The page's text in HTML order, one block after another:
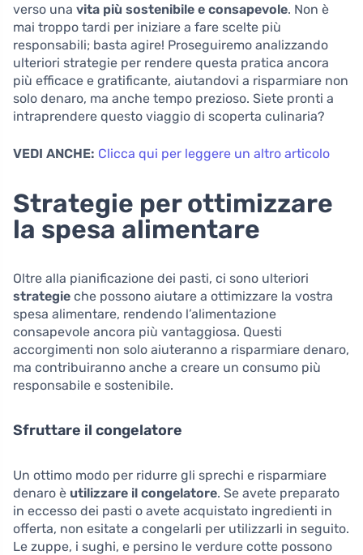
verso una vita più sostenibile e consapevole. Non è
mai troppo tardi per iniziare a fare scelte più
responsabili; basta agire! Proseguiremo analizzando
ulteriori strategie per rendere questa pratica ancora
più efficace e gratificante, aiutandovi a risparmiare non
solo denaro, ma anche tempo prezioso. Siete pronti a
intraprendere questo viaggio di scoperta culinaria?
VEDI ANCHE: Clicca qui per leggere un altro articolo
Strategie per ottimizzare
la spesa alimentare
Oltre alla pianificazione dei pasti, ci sono ulteriori
strategie che possono aiutare a ottimizzare la vostra
spesa alimentare, rendendo l’alimentazione
consapevole ancora più vantaggiosa. Questi
accorgimenti non solo aiuteranno a risparmiare denaro,
ma contribuiranno anche a creare un consumo più
responsabile e sostenibile.
Sfruttare il congelatore
Un ottimo modo per ridurre gli sprechi e risparmiare
denaro è utilizzare il congelatore. Se avete preparato
in eccesso dei pasti o avete acquistato ingredienti in
offerta, non esitate a congelarli per utilizzarli in seguito.
Le zuppe, i sughi, e persino le verdure cotte possono